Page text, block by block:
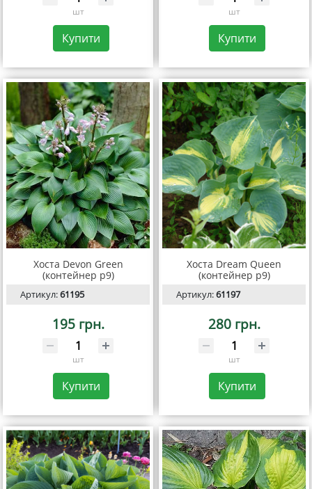
шт
Купити
шт
Купити
Хоста Devon Green
(контейнер р9)
Артикул:61195
195 грн.
шт
Купити
Хоста Dream Queen
(контейнер p9)
Артикул:61197
280 грн.
шт
Купити